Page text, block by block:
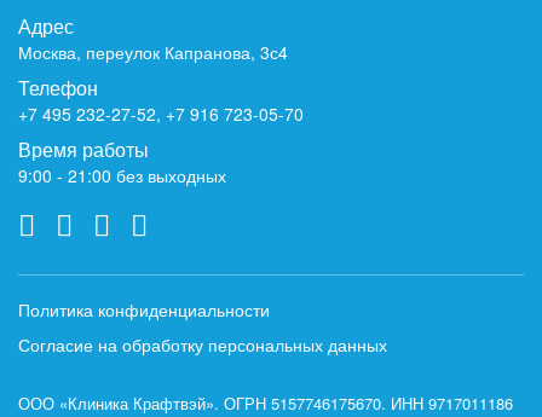
Адрес
Москва, переулок Капранова, 3с4
Телефон
+7 495 232-27-52, +7 916 723-05-70
Время работы
9:00 - 21:00 без выходных
Политика конфиденциальности
Согласие на обработку персональных данных
ООО «Клиника Крафтвэй». ОГРН 5157746175670. ИНН 9717011186